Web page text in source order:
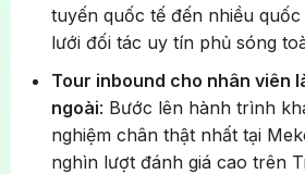
tuyến quốc tế đến nhiều
lưới đối tác uy tín phủ sóng
Tour inbound cho nhân viên
ngoài: Bước lên hành trình
nghiệm chân thật nhất tại
nghìn lượt đánh giá cao trên